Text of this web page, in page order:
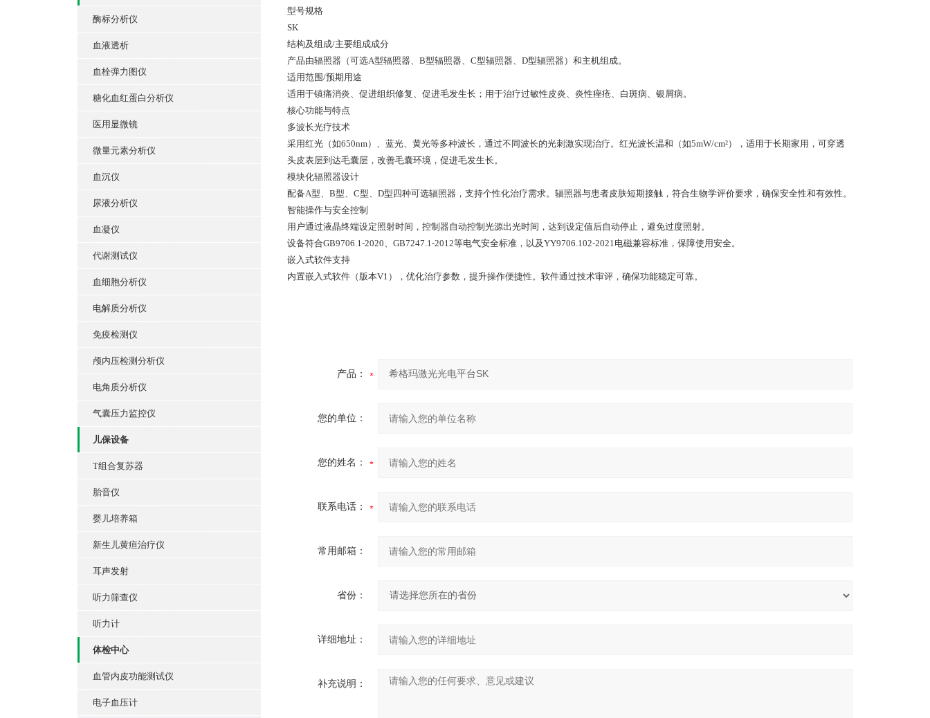
酶标分析仪
血液透析
血栓弹力图仪
糖化血红蛋白分析仪
医用显微镜
微量元素分析仪
血沉仪
尿液分析仪
血凝仪
代谢测试仪
血细胞分析仪
电解质分析仪
免疫检测仪
颅内压检测分析仪
电角质分析仪
气囊压力监控仪
儿保设备
T组合复苏器
胎音仪
婴儿培养箱
新生儿黄疸治疗仪
耳声发射
听力筛查仪
听力计
体检中心
血管内皮功能测试仪
电子血压计
型号规格
SK
结构及组成/主要组成成分
产品由辐照器（可选A型辐照器、B型辐照器、C型辐照器、D型辐照器）和主机组成。
适用范围/预期用途
适用于镇痛消炎、促进组织修复、促进毛发生长；用于治疗过敏性皮炎、炎性痤疮、白斑病、银屑病。
核心功能与特点
多波长光疗技术
采用红光（如650nm）、蓝光、黄光等多种波长，通过不同波长的光刺激实现治疗。红光波长温和（如5mW/cm²），适用于长期家用，可穿透
头皮表层到达毛囊层，改善毛囊环境，促进毛发生长。
模块化辐照器设计
配备A型、B型、C型、D型四种可选辐照器，支持个性化治疗需求。辐照器与患者皮肤短期接触，符合生物学评价要求，确保安全性和有效性。
智能操作与安全控制
用户通过液晶终端设定照射时间，控制器自动控制光源出光时间，达到设定值后自动停止，避免过度照射。
设备符合GB9706.1-2020、GB7247.1-2012等电气安全标准，以及YY9706.102-2021电磁兼容标准，保障使用安全。
嵌入式软件支持
内置嵌入式软件（版本V1），优化治疗参数，提升操作便捷性。软件通过技术审评，确保功能稳定可靠。
产品：
您的单位：
您的姓名：
联系电话：
常用邮箱：
省份：
详细地址：
补充说明：